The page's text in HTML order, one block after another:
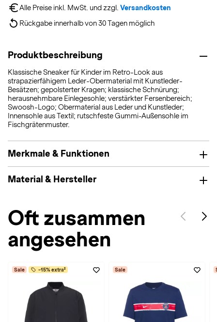
Alle Preise inkl. MwSt. und zzgl. Versandkosten
Rückgabe innerhalb von 30 Tagen möglich
Produktbeschreibung
Klassische Sneaker für Kinder im Retro-Look aus
strapazierfähigem Leder-Obermaterial mit Kunstleder-
Besätzen; gepolsterter Kragen; klassische Schnürung;
herausnehmbare Einlegesohle; verstärkter Fersenbereich;
Swoosh-Logo; Obermaterial aus Leder und Kunstleder;
Innensohle aus Textil; rutschfeste Gummi-Außensohle im
Fischgrätenmuster.
Merkmale & Funktionen
Material & Hersteller
Oft zusammen
angesehen
Sale -15% extra² Sale